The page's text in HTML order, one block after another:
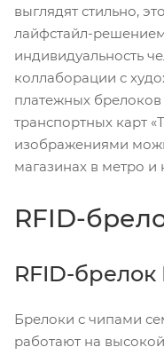
выглядят стильно,
лайфстайл-
индивидуальность
коллаборации с
платежных брелоков
транспортных карт
изображениями
магазинах в метро и
RFID-
RFID-брелок
Брелоки с чипами
работают на